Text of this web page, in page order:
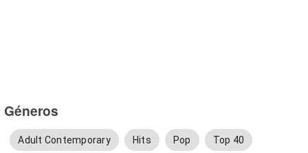
Géneros
Adult Contemporary Hits Pop Top 40